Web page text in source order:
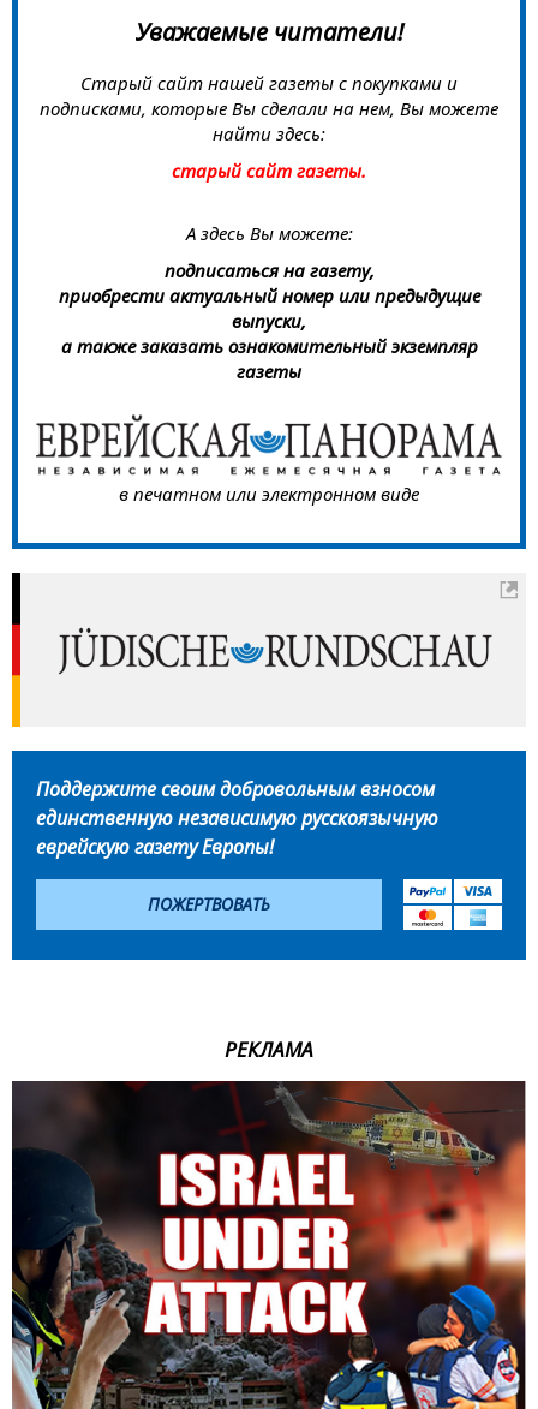
Уважаемые читатели!
Старый сайт нашей газеты с покупками и
подписками, которые Вы сделали на нем, Вы можете
найти здесь:
старый сайт газеты.
А здесь Вы можете:
подписаться на газету,
приобрести актуальный номер или предыдущие
выпуски,
а также заказать ознакомительный экземпляр
газеты
в печатном или электронном виде
Поддержите своим добровольным взносом
единственную независимую русскоязычную
еврейскую газету Европы!
ПОЖЕРТВОВАТЬ
РЕКЛАМА